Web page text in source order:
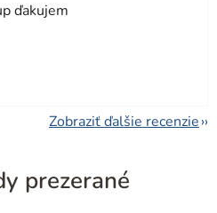
ďakujem
5 hviezdičiek.
Zobraziť ďalšie recenzie
prezerané